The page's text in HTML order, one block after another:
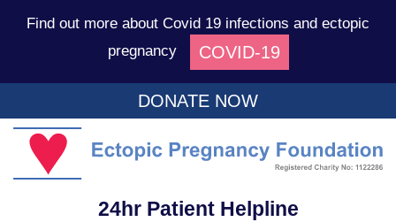
Find out more about Covid 19 infections and ectopic
pregnancy
COVID-19
DONATE NOW
24hr Patient Helpline